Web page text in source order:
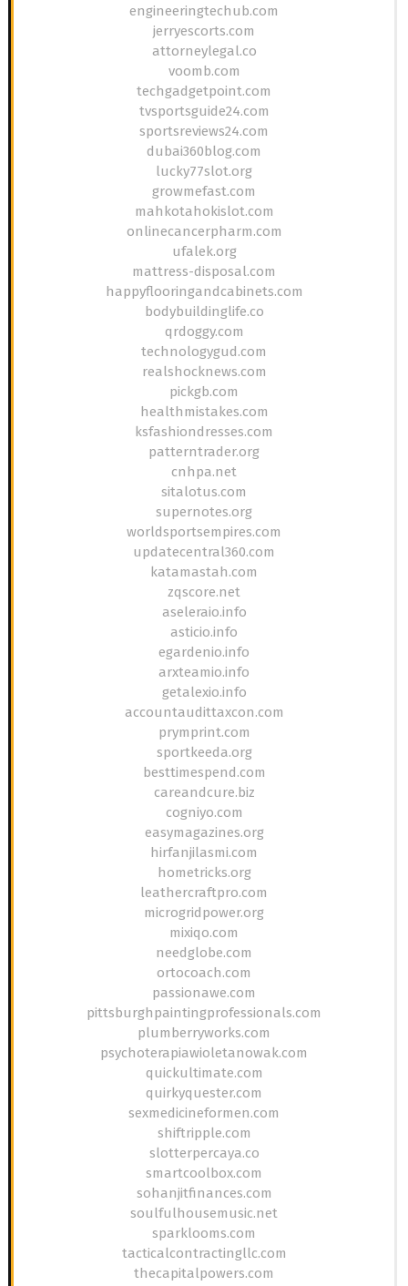
engineeringtechub.com
jerryescorts.com
attorneylegal.co
voomb.com
techgadgetpoint.com
tvsportsguide24.com
sportsreviews24.com
dubai360blog.com
lucky77slot.org
growmefast.com
mahkotahokislot.com
onlinecancerpharm.com
ufalek.org
mattress-disposal.com
happyflooringandcabinets.com
bodybuildinglife.co
qrdoggy.com
technologygud.com
realshocknews.com
pickgb.com
healthmistakes.com
ksfashiondresses.com
patterntrader.org
cnhpa.net
sitalotus.com
supernotes.org
worldsportsempires.com
updatecentral360.com
katamastah.com
zqscore.net
aseleraio.info
asticio.info
egardenio.info
arxteamio.info
getalexio.info
accountaudittaxcon.com
prymprint.com
sportkeeda.org
besttimespend.com
careandcure.biz
cogniyo.com
easymagazines.org
hirfanjilasmi.com
hometricks.org
leathercraftpro.com
microgridpower.org
mixiqo.com
needglobe.com
ortocoach.com
passionawe.com
pittsburghpaintingprofessionals.com
plumberryworks.com
psychoterapiawioletanowak.com
quickultimate.com
quirkyquester.com
sexmedicineformen.com
shiftripple.com
slotterpercaya.co
smartcoolbox.com
sohanjitfinances.com
soulfulhousemusic.net
sparklooms.com
tacticalcontractingllc.com
thecapitalpowers.com